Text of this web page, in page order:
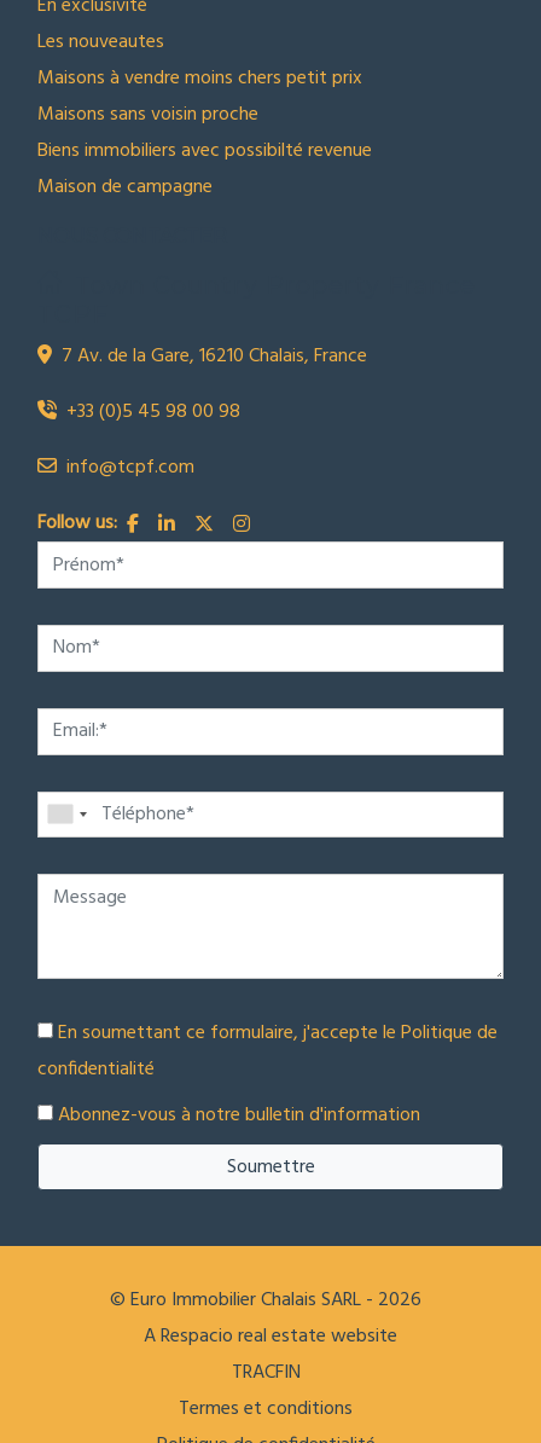
Les nouveautes
Maisons à vendre moins chers petit prix
Maisons sans voisin proche
Biens immobiliers avec possibilté revenue
Maison de campagne
7 Av. de la Gare, 16210 Chalais, France
+33 (0)5 45 98 00 98
info@tcpf.com
Follow us:
En soumettant ce formulaire, j'accepte lePolitique de
confidentialité
Abonnez-vous à notre bulletin d'information
Soumettre
© Euro Immobilier Chalais SARL - 2026
A Respacio real estate website
TRACFIN
Termes et conditions